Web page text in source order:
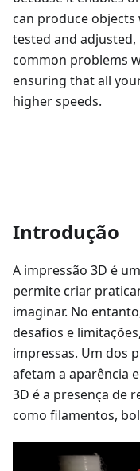
can produce objects
tested and
common problems
ensuring that all
higher speeds.
Introdução
A impressão 3D é
permite criar
imaginar. No
desafios e
impressas. Um dos
afetam a aparência
3D é a presença de
como filamentos,